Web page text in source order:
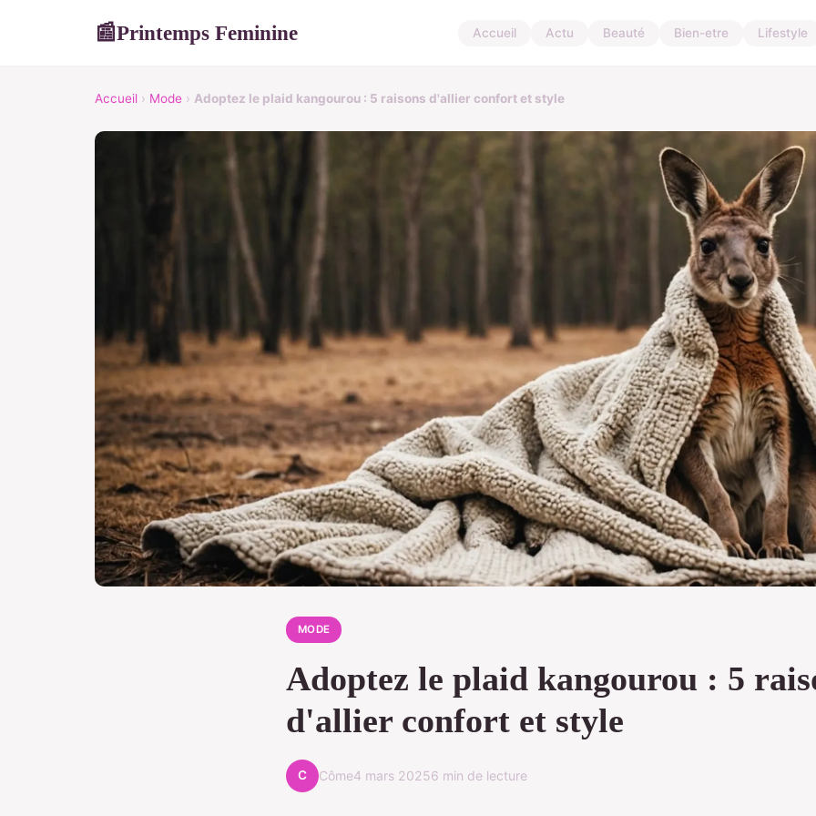
📰Printemps Feminine Accueil Actu Beauté Bien-etre Lifestyle
Accueil › Mode › Adoptez le plaid kangourou : 5 raisons d'allier confort et style
MODE
Adoptez le plaid kangourou : 5
d'allier confort et style
C Côme4 mars 20256 min de lecture